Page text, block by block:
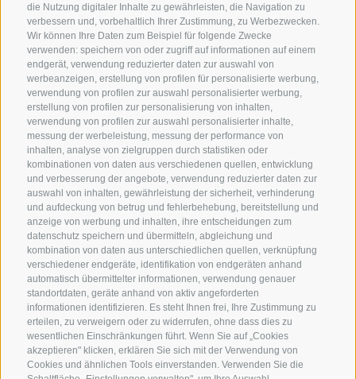
die Nutzung digitaler Inhalte zu gewährleisten, die Navigation zu
verbessern und, vorbehaltlich Ihrer Zustimmung, zu Werbezwecken.
Wir können Ihre Daten zum Beispiel für folgende Zwecke
verwenden: speichern von oder zugriff auf informationen auf einem
endgerät, verwendung reduzierter daten zur auswahl von
werbeanzeigen, erstellung von profilen für personalisierte werbung,
verwendung von profilen zur auswahl personalisierter werbung,
erstellung von profilen zur personalisierung von inhalten,
verwendung von profilen zur auswahl personalisierter inhalte,
messung der werbeleistung, messung der performance von
inhalten, analyse von zielgruppen durch statistiken oder
kombinationen von daten aus verschiedenen quellen, entwicklung
und verbesserung der angebote, verwendung reduzierter daten zur
auswahl von inhalten, gewährleistung der sicherheit, verhinderung
und aufdeckung von betrug und fehlerbehebung, bereitstellung und
anzeige von werbung und inhalten, ihre entscheidungen zum
datenschutz speichern und übermitteln, abgleichung und
kombination von daten aus unterschiedlichen quellen, verknüpfung
verschiedener endgeräte, identifikation von endgeräten anhand
automatisch übermittelter informationen, verwendung genauer
standortdaten, geräte anhand von aktiv angeforderten
informationen identifizieren. Es steht Ihnen frei, Ihre Zustimmung zu
erteilen, zu verweigern oder zu widerrufen, ohne dass dies zu
wesentlichen Einschränkungen führt. Wenn Sie auf „Cookies
akzeptieren" klicken, erklären Sie sich mit der Verwendung von
Cookies und ähnlichen Tools einverstanden. Verwenden Sie die
T +39 0473 623302
info@residence-montani.com
Plafatweg 14-16
39021 Latsch-Italien
Wetter Ferienwohnungen Best-Price